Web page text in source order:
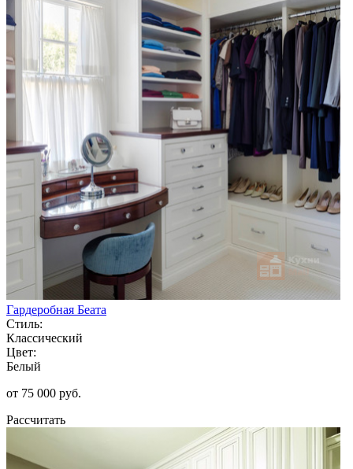
Гардеробная Беата
Стиль:
Классический
Цвет:
Белый
от 75 000 руб.
Рассчитать